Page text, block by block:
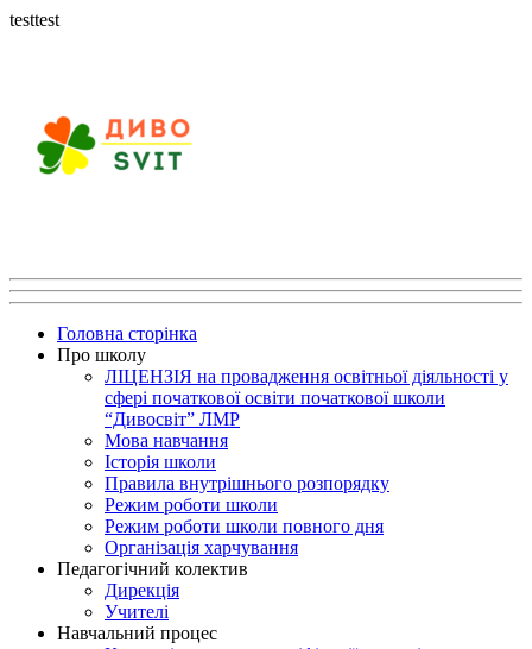
testtest
Головна сторінка
Про школу
ЛІЦЕНЗІЯ на провадження освітньої діяльності у
сфері початкової освіти початкової школи
“Дивосвіт” ЛМР
Мова навчання
Історія школи
Правила внутрішнього розпорядку
Режим роботи школи
Режим роботи школи повного дня
Організація харчування
Педагогічний колектив
Дирекція
Учителі
Навчальний процес